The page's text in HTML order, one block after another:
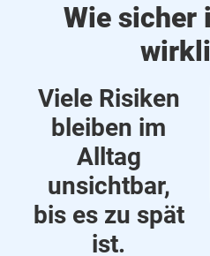
Wie sicher
Viele Risiken
bleiben im
Alltag
unsichtbar,
bis es zu spät
ist.